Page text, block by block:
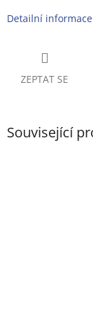
Detailní informace
ZEPTAT SE
Související